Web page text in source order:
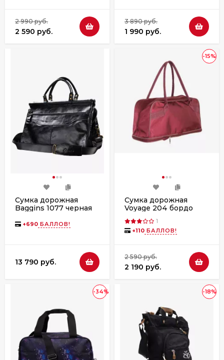
2 990 руб.
2 590 руб.
3 890 руб.
1 990 руб.
Сумка дорожная
Baggins 1077 черная
+690 БАЛЛОВ!
13 790 руб.
-15%
Сумка дорожная
Voyage 204 бордо
1
+110 БАЛЛОВ!
2 590 руб.
2 190 руб.
-34% -18%